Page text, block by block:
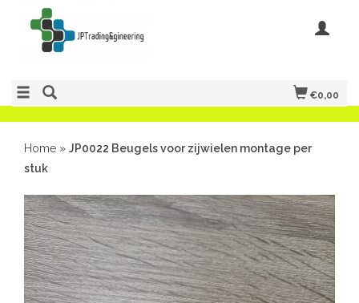
€0,00
Home » JP0022 Beugels voor zijwielen montage per
stuk